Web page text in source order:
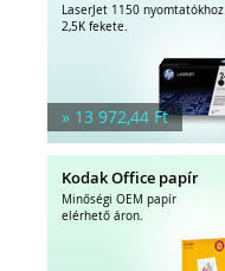
LaserJet 1150 nyomtatókhoz
2,5K fekete.
» 13 972,44 Ft
Kodak Office papír
Minőségi OEM papír
elérhető áron.